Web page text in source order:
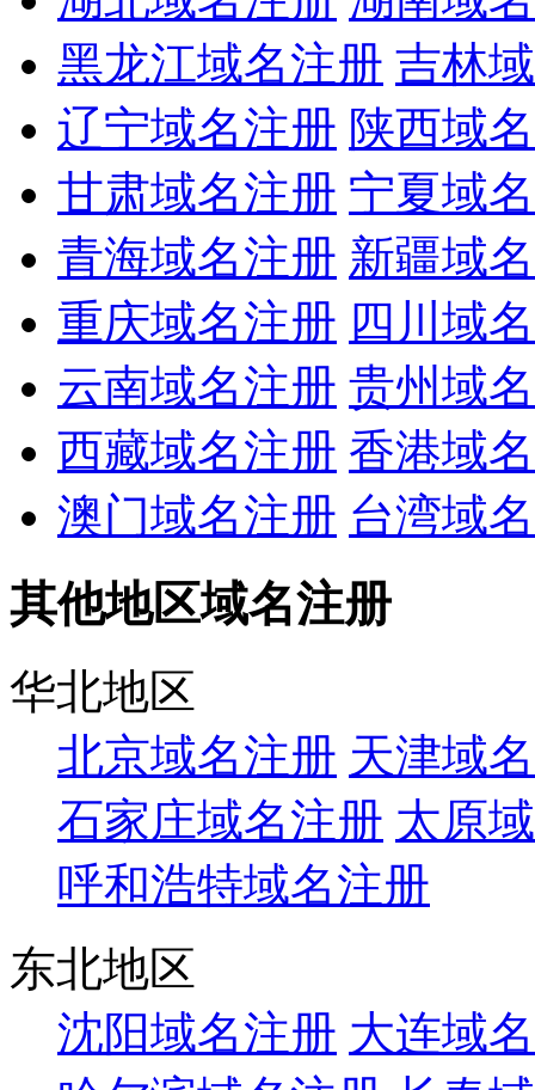
黑龙江域名注册 吉林
辽宁域名注册 陕西域
甘肃域名注册 宁夏域
青海域名注册 新疆域
重庆域名注册 四川域
云南域名注册 贵州域
西藏域名注册 香港域
澳门域名注册 台湾域
其他地区域名注册
华北地区
北京域名注册 天津域
石家庄域名注册 太原
呼和浩特域名注册
东北地区
沈阳域名注册 大连域